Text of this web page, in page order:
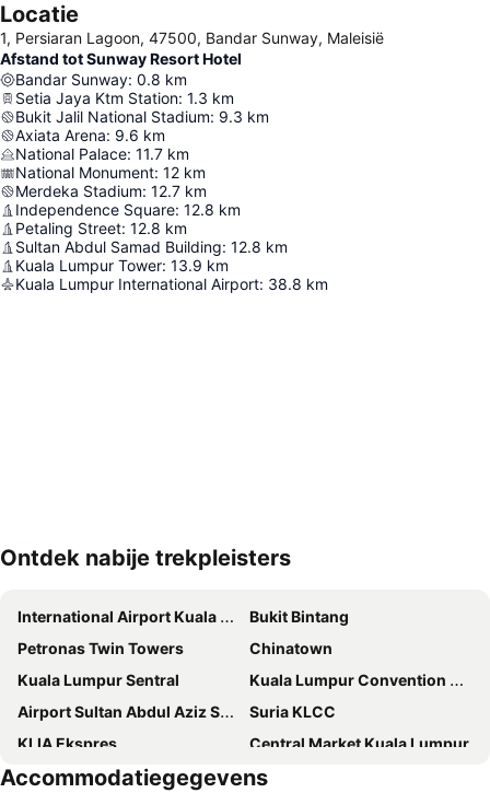
Locatie
1, Persiaran Lagoon, 47500, Bandar Sunway, Maleisië
Afstand tot Sunway Resort Hotel
Bandar Sunway: 0.8 km
Setia Jaya Ktm Station: 1.3 km
Bukit Jalil National Stadium: 9.3 km
Axiata Arena: 9.6 km
National Palace: 11.7 km
National Monument: 12 km
Merdeka Stadium: 12.7 km
Independence Square: 12.8 km
Petaling Street: 12.8 km
Sultan Abdul Samad Building: 12.8 km
Kuala Lumpur Tower: 13.9 km
Kuala Lumpur International Airport: 38.8 km
Kaart uitvouwen
Ontdek nabije trekpleisters
International Airport Kuala Lumpur
Bukit Bintang
Petronas Twin Towers
Chinatown
Kuala Lumpur Sentral
Kuala Lumpur Convention Centre
Airport Sultan Abdul Aziz Shah
Suria KLCC
KLIA Ekspres
Central Market Kuala Lumpur
Little India
Jalan Tunku Abdul Rahman
Accommodatiegegevens